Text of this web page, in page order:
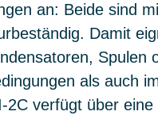
an: Beide sind
Damit
Spulen
als auch
2C verfügt über